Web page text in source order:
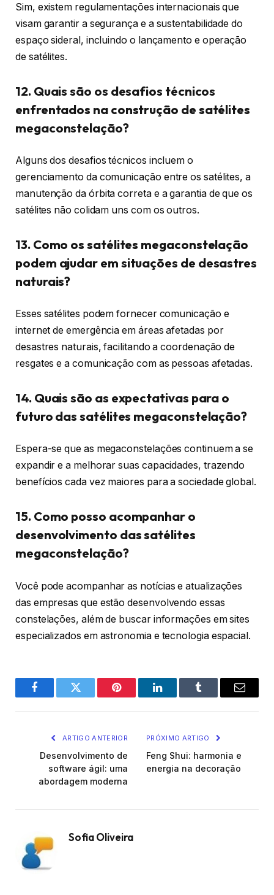
Sim, existem regulamentações internacionais que
visam garantir a segurança e a sustentabilidade do
espaço sideral, incluindo o lançamento e operação
de satélites.
12. Quais são os desafios técnicos
enfrentados na construção de satélites
megaconstelação?
Alguns dos desafios técnicos incluem o
gerenciamento da comunicação entre os satélites, a
manutenção da órbita correta e a garantia de que os
satélites não colidam uns com os outros.
13. Como os satélites megaconstelação
podem ajudar em situações de desastres
naturais?
Esses satélites podem fornecer comunicação e
internet de emergência em áreas afetadas por
desastres naturais, facilitando a coordenação de
resgates e a comunicação com as pessoas afetadas.
14. Quais são as expectativas para o
futuro das satélites megaconstelação?
Espera-se que as megaconstelações continuem a se
expandir e a melhorar suas capacidades, trazendo
benefícios cada vez maiores para a sociedade global.
15. Como posso acompanhar o
desenvolvimento das satélites
megaconstelação?
Você pode acompanhar as notícias e atualizações
das empresas que estão desenvolvendo essas
constelações, além de buscar informações em sites
especializados em astronomia e tecnologia espacial.
FacebookTwitter Pinterest O
Tumblr
E-
ARTIGO ANTERIOR
Desenvolvimento de
software ágil: uma
abordagem moderna
PRÓXIMO ARTIGO
Feng Shui: harmonia e
energia na decoração
Sofia Oliveira